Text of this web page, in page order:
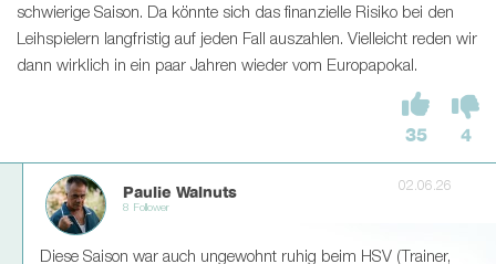
schwierige Saison. Da könnte sich das finanzielle Risiko bei den
Leihspielern langfristig auf jeden Fall auszahlen. Vielleicht reden wir
dann wirklich in ein paar Jahren wieder vom Europapokal.
35 4
Paulie Walnuts
8 Follower
02.06.26
Diese Saison war auch ungewohnt ruhig beim HSV (Trainer,